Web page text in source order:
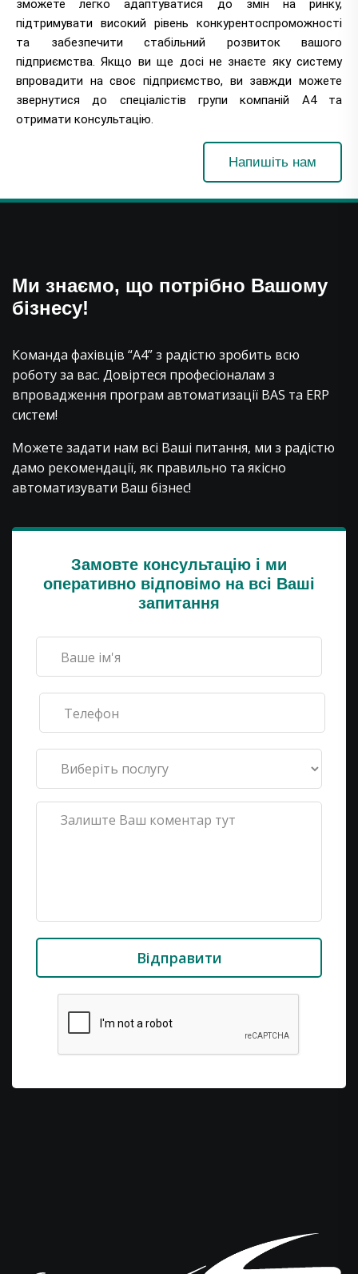
зможете легко адаптуватися до змін на ринку,
підтримувати високий рівень конкурентоспроможності
та забезпечити стабільний розвиток вашого
підприємства. Якщо ви ще досі не знаєте яку систему
впровадити на своє підприємство, ви завжди можете
звернутися до спеціалістів групи компаній А4 та
отримати консультацію.
Напишіть нам
Ми знаємо, що потрібно Вашому
бізнесу!
Команда фахівців “А4” з радістю зробить всю
роботу за вас. Довіртеся професіоналам з
впровадження програм автоматизації BAS та ERP
систем!
Можете задати нам всі Ваші питання, ми з радістю
дамо рекомендації, як правильно та якісно
автоматизувати Ваш бізнес!
Замовте консультацію і ми
оперативно відповімо на всі Ваші
запитання